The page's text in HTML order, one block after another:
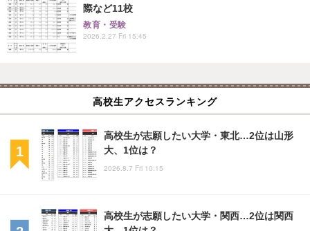
際など11校
教育・受験
2026.2.27 Fri 15:45
高校生アクセスランキング
高校生が志願したい大学・東北…2位は山形
大、1位は？
2026.8.7 Fri 10:15
高校生が志願したい大学・関西…2位は関西